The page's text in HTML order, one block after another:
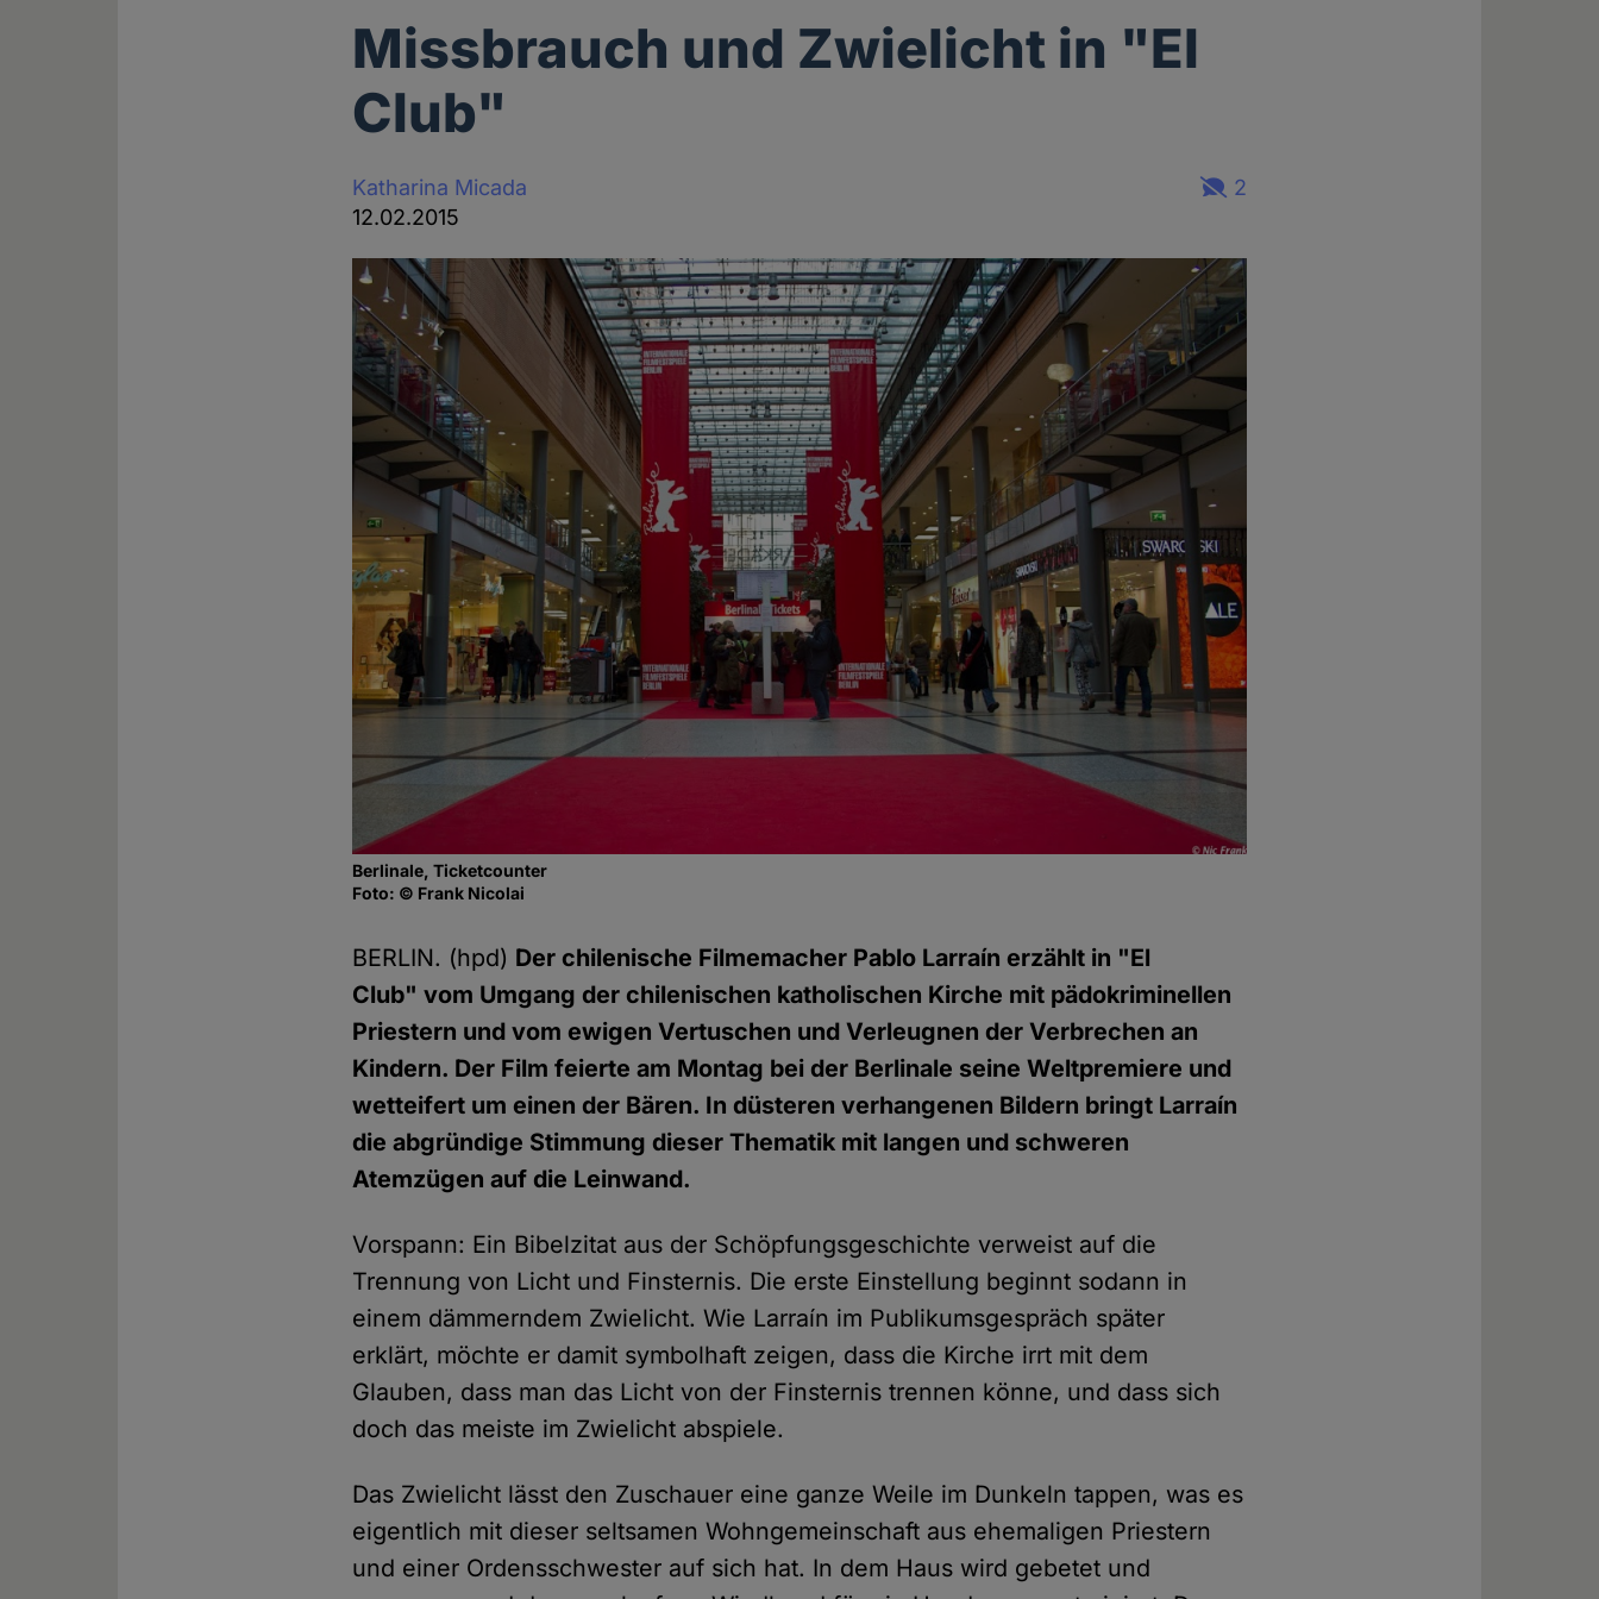
Missbrauch und Zwielicht in "El
Club"
Katharina Micada
12.02.2015
2
Berlinale, Ticketcounter
Foto: © Frank Nicolai
BERLIN. (hpd) Der chilenische Filmemacher Pablo Larraín erzählt in "El
Club" vom Umgang der chilenischen katholischen Kirche mit pädokriminellen
Priestern und vom ewigen Vertuschen und Verleugnen der Verbrechen an
Kindern. Der Film feierte am Montag bei der Berlinale seine Weltpremiere und
wetteifert um einen der Bären. In düsteren verhangenen Bildern bringt Larraín
die abgründige Stimmung dieser Thematik mit langen und schweren
Atemzügen auf die Leinwand.
Vorspann: Ein Bibelzitat aus der Schöpfungsgeschichte verweist auf die
Trennung von Licht und Finsternis. Die erste Einstellung beginnt sodann in
einem dämmerndem Zwielicht. Wie Larraín im Publikumsgespräch später
erklärt, möchte er damit symbolhaft zeigen, dass die Kirche irrt mit dem
Glauben, dass man das Licht von der Finsternis trennen könne, und dass sich
doch das meiste im Zwielicht abspiele.
Das Zwielicht lässt den Zuschauer eine ganze Weile im Dunkeln tappen, was es
eigentlich mit dieser seltsamen Wohngemeinschaft aus ehemaligen Priestern
und einer Ordensschwester auf sich hat. In dem Haus wird gebetet und